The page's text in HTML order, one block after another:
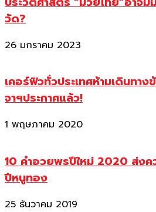
วัด?
26 มกราคม 2023
เคอร์ฟิวทั่วประเทศห้ามเดินทา
จาฯประกาศแล้ว!
1 พฤษภาคม 2020
10 คำอวยพรปีใหม่ 2020 ส่ง
ปีหนูทอง
25 ธันวาคม 2019